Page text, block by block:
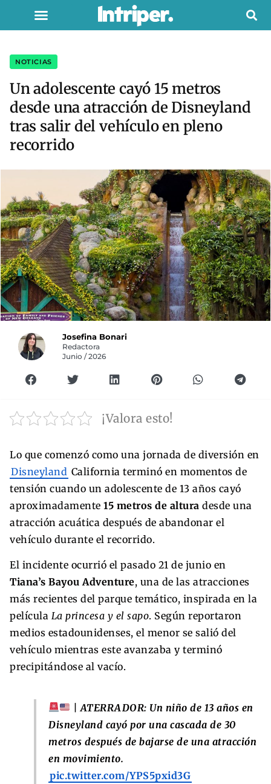
NOTICIAS
Un adolescente cayó 15 metros
desde una atracción de Disneyland
tras salir del vehículo en pleno
recorrido
Josefina Bonari
Redactora
Junio / 2026
¡Valora esto!
Lo que comenzó como una jornada de diversión en
Disneyland California terminó en momentos de
tensión cuando un adolescente de 13 años cayó
aproximadamente 15 metros de altura desde una
atracción acuática después de abandonar el
vehículo durante el recorrido.
El incidente ocurrió el pasado 21 de junio en
Tiana’s Bayou Adventure, una de las atracciones
más recientes del parque temático, inspirada en la
película La princesa y el sapo. Según reportaron
medios estadounidenses, el menor se salió del
vehículo mientras este avanzaba y terminó
precipitándose al vacío.
| ATERRADOR: Un niño de 13 años en
Disneyland cayó por una cascada de 30
metros después de bajarse de una atracción
en movimiento.
pic.twitter.com/YPS5pxid3G